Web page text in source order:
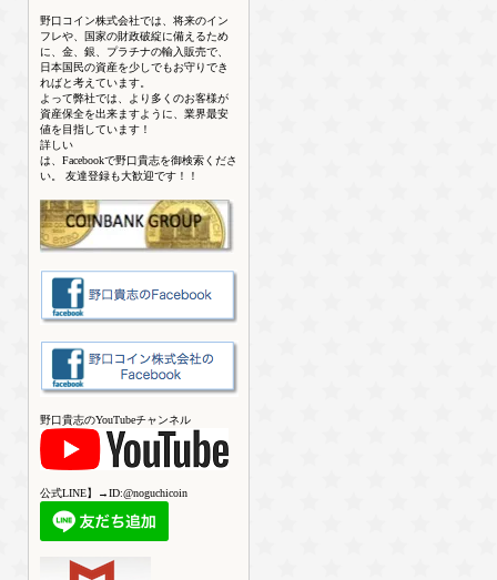
野口コイン株式会社では、将来のイン
フレや、国家の財政破綻に備えるため
に、金、銀、プラチナの輸入販売で、
日本国民の資産を少しでもお守りでき
ればと考えています。
よって弊社では、より多くのお客様が
資産保全を出来ますように、業界最安
値を目指しています！
詳しい
は、Facebookで野口貴志を御検索くださ
い。 友達登録も大歓迎です！！
野口貴志のYouTubeチャンネル
公式LINE】→ID:@noguchicoin